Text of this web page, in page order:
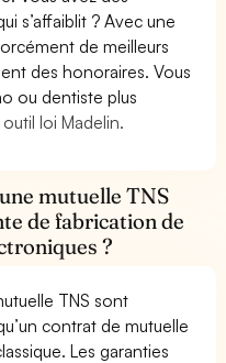
s’affaiblit ? Avec une
de meilleurs
des honoraires. Vous
ou dentiste plus
outil loi Madelin.
mutuelle TNS
de fabrication de
?
TNS sont
contrat de mutuelle
Les garanties